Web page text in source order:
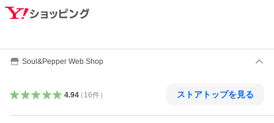
Soul&Pepper Web Shop
4.94（ 16件） ストアトップを見る